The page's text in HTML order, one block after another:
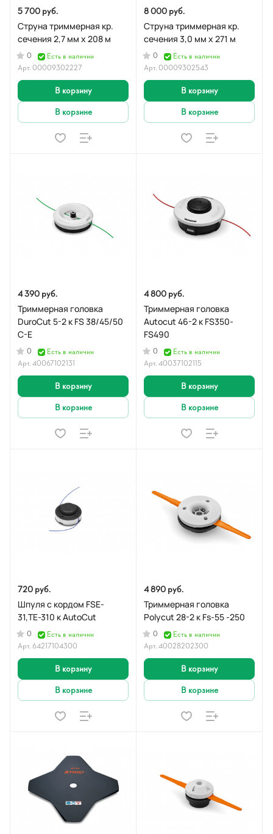
5 700 руб.
Струна триммерная кр.
сечения 2,7 мм х 208 м
0
Есть в наличии
Арт.00009302227
В корзину
В корзине
8 000 руб.
Струна триммерная кр.
сечения 3,0 мм х 271 м
0
Есть в наличии
Арт.00009302543
В корзину
В корзине
4 390 руб.
Триммерная головка
DuroCut 5-2 к FS 38/45/50
С-Е
0
Есть в наличии
Арт.40067102131
В корзину
В корзине
4 800 руб.
Триммерная головка
Autocut 46-2 к FS350-
FS490
0
Есть в наличии
Арт.40037102115
В корзину
В корзине
720 руб.
Шпуля с кордом FSE-
31,ТЕ-310 к AutoCut
0
Есть в наличии
Арт.64217104300
В корзину
В корзине
4 890 руб.
Триммерная головка
Polycut 28-2 к Fs-55 -250
0
Есть в наличии
Арт.40028202300
В корзину
В корзине